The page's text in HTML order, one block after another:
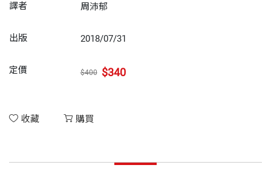
譯者 周沛郁
出版 2018/07/31
定價 $400 $340
收藏 購買